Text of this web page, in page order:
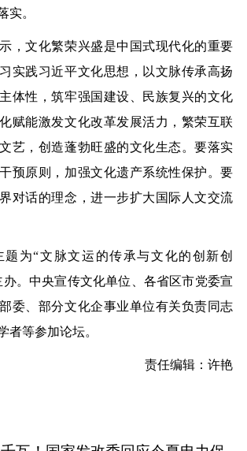
实。
文化繁荣兴盛是中国式现代化的重要
实践习近平文化思想，以文脉传承高扬
体性，筑牢强国建设、民族复兴的文化
赋能激发文化改革发展活力，繁荣互联
艺，创造蓬勃旺盛的文化生态。要落实
预原则，加强文化遗产系统性保护。要
对话的理念，进一步扩大国际人文交流
“文脉文运的传承与文化的创新创
办。中央宣传文化单位、各省区市党委宣
委、部分文化企事业单位有关负责同志
者等参加论坛。
责任编辑：许艳